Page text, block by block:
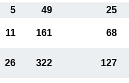
5 49
25
11 161 68
26 322 127